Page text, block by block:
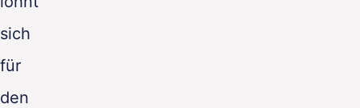
sich
für
den